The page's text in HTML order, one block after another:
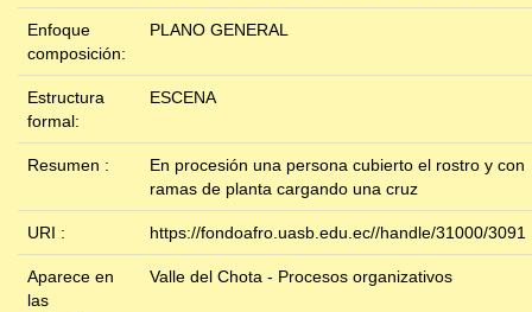
Enfoque
composición:
PLANO GENERAL
Estructura
formal:
ESCENA
Resumen :
En procesión una persona cubierto el rostro y con
ramas de planta cargando una cruz
URI : https://fondoafro.uasb.edu.ec//handle/31000/3091
Aparece en
las
Valle del Chota - Procesos organizativos